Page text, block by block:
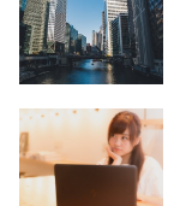
content/themes
/tapbiz_theme/
parts/sns-
buttons.php on